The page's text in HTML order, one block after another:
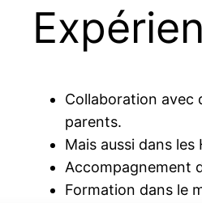
Collaboration avec
parents.
Mais aussi dans les
Accompagnement
Formation dans le